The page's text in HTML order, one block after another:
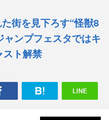
t
e
街を見下ろす“怪獣8
ンプフェスタではキ
スト解禁